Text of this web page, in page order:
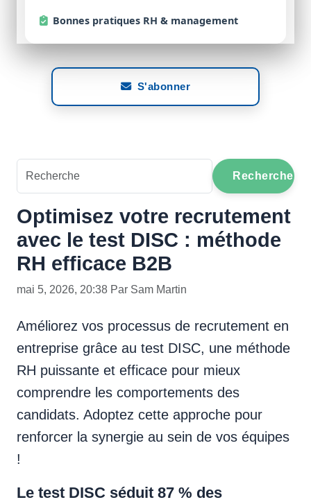
Bonnes pratiques RH & management
S'abonner
Recherche
Optimisez votre recrutement
avec le test DISC : méthode
RH efficace B2B
mai 5, 2026, 20:38 Par Sam Martin
Améliorez vos processus de recrutement en
entreprise grâce au test DISC, une méthode
RH puissante et efficace pour mieux
comprendre les comportements des
candidats. Adoptez cette approche pour
renforcer la synergie au sein de vos équipes
!
Le test DISC séduit 87 % des